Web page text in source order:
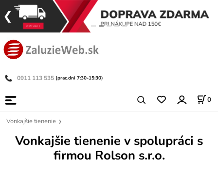
0911 113 535 (prac.dni 7:30-15:30)
0
Vonkajšie tienenie
Vonkajšie tienenie v spolupráci s
firmou Rolson s.r.o.